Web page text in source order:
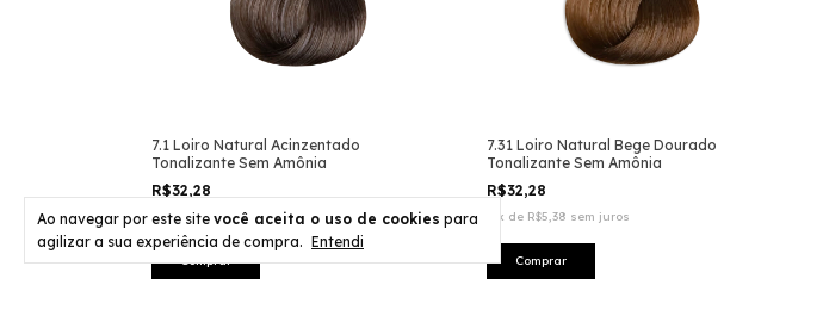
Ao navegar por este site você aceita o uso de cookies para
agilizar a sua experiência de compra. Entendi
7.1 Loiro Natural Acinzentado
Tonalizante Sem Amônia
R$32,28
6 xdeR$5,38 sem juros
7.31 Loiro Natural Bege Dourado
Tonalizante Sem Amônia
R$32,28
x de R$5,38 sem juros